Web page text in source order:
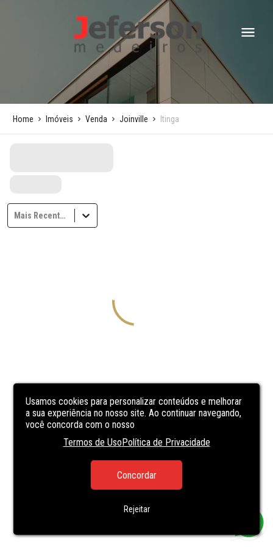
Usamos cookies para personalizar conteúdos e melhorar
a sua experiência no nosso site. Ao continuar navegando,
você concorda com o nosso
Termos de UsoPolítica de Privacidade
Concordar
Rejeitar
Home Imóveis Venda Joinville Itinga
Mais Recentes